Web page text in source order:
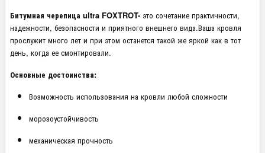
Битумная черепица ultra FOXTROT- это сочетание практичности,
надежности, безопасности и приятного внешнего вида.Ваша кровля
прослужит много лет и при этом останется такой же яркой как в тот
день, когда ее смонтировали.
Основные достоинства:
Возможность использования на кровли любой сложности
морозоустойчивость
механическая прочность